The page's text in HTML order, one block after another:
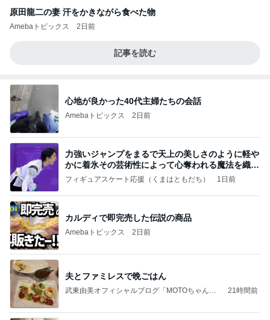
原田龍二の妻 汗をかきながら食べた物
Amebaトピックス 2日前
記事を読む
心地が良かった40代主婦たちの会話
Amebaトピックス 2日前
力強いジャンプをまるで天上の美しさのように軽や
かに着氷その芸術性によって心奪われる魔法を織り
なす
フィギュアスケート応援（くまはともだち） 1日前
カルディで即完売した伝説の商品
Amebaトピックス 2日前
夫とファミレスで晩ごはん
武東由美オフィシャルブログ「MOTOちゃんと
21時間前